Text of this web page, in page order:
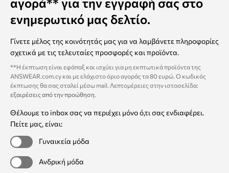
ενημερωτικό μας δελτίο.
Γίνετε μέλος της κοινότητάς μας για να λαμβάνετε πληροφορίες
σχετικά με τις τελευταίες προσφορές και προϊόντα.
**Η έκπτωση είναι εφάπαξ και ισχύει για μη εκπτωτικά προϊόντα της
ANSWEAR.com.cy και με ελάχιστο όριο αγοράς τα 80 ευρώ. Ο κωδικός
έκπτωσης θα σας σταλεί μέσω mail. Λεπτομέρειες στην ιστοσελίδα:
εξαιρέσεις από την προώθηση.
Θέλουμε το inbox σας να περιέχει μόνο ό,τι σας ενδιαφέρει.
Πείτε μας, είναι:
Γυναικεία μόδα
Ανδρική μόδα